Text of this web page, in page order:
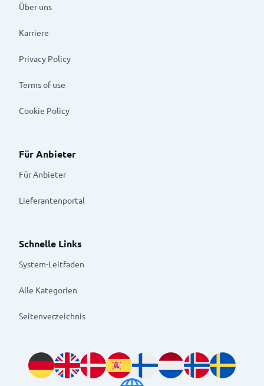
Über uns
Karriere
Privacy Policy
Terms of use
Cookie Policy
Für Anbieter
Für Anbieter
Lieferantenportal
Schnelle Links
System-Leitfaden
Alle Kategorien
Seitenverzeichnis